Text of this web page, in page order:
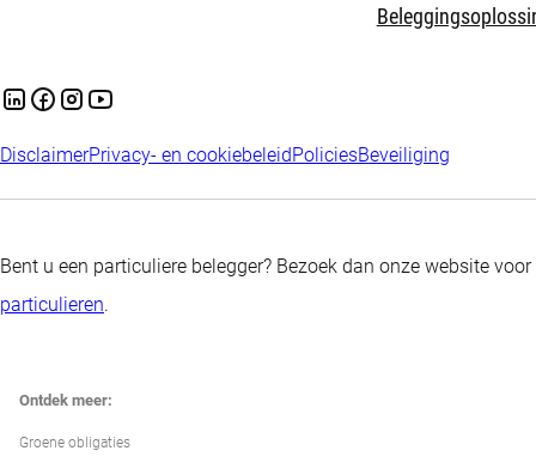
DisclaimerPrivacy- en cookiebeleidPoliciesBeveiliging
Bent u een particuliere belegger? Bezoek dan onze website voor
particulieren.
Ontdek meer:
Groene obligaties